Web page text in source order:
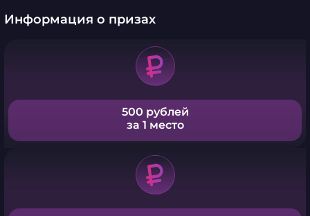
Информация о призах
500 рублей
за 1 место